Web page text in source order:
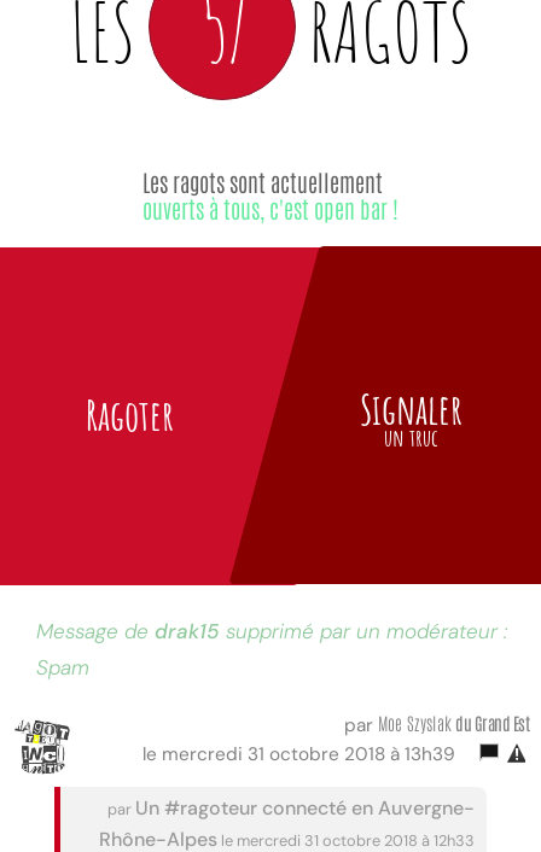
LES 57 RAGOTS
Ragoter
Les ragots sont actuellement
ouverts à tous, c'est open bar !
Signaler
un truc
Message de drak15 supprimé par un modérateur :
Spam
par Moe Szyslak du Grand Est
le mercredi 31 octobre 2018 à 13h39
par Un #ragoteur connecté en Auvergne-
Rhône-Alpes le mercredi 31 octobre 2018 à 12h33